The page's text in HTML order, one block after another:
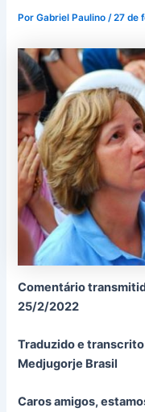
PorGabriel Paulino/27 de
Comentário
25/2/2022
Traduzido e transcrito
Medjugorje Brasil
Caros amigos,